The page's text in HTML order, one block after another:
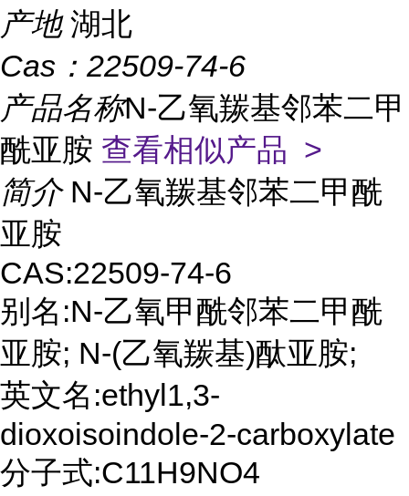
产地 湖北
Cas： 22509-74-6
产品名称N-乙氧羰基邻苯二甲
酰亚胺 查看相似产品 >
简介 N-乙氧羰基邻苯二甲酰
亚胺
CAS:22509-74-6
别名:N-乙氧甲酰邻苯二甲酰
亚胺; N-(乙氧羰基)酞亚胺;
英文名:ethyl1,3-
dioxoisoindole-2-carboxylate
分子式:C11H9NO4